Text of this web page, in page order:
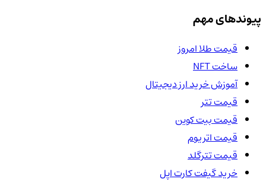
پیوندهای مهم
قیمت طلا امروز
ساخت NFT
آموزش خرید ارز دیجیتال
قیمت تتر
قیمت بیت کوین
قیمت اتریوم
قیمت تترگلد
خرید گیفت کارت اپل